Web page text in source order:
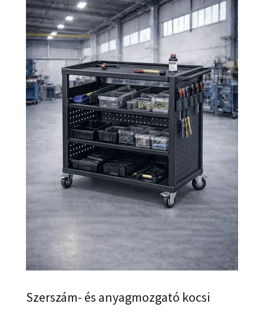
Szerszám- és anyagmozgató kocsi